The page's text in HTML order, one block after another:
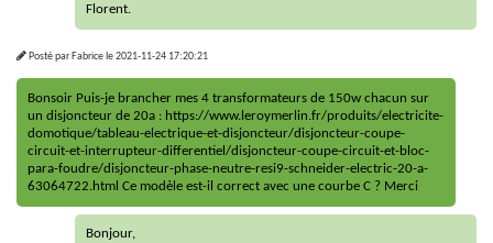
Florent.
Posté parFabricele2021-11-24 17:20:21
Bonsoir Puis-je brancher mes 4 transformateurs de 150w chacun sur
un disjoncteur de 20a : https://www.leroymerlin.fr/produits/electricite-
domotique/tableau-electrique-et-disjoncteur/disjoncteur-coupe-
circuit-et-interrupteur-differentiel/disjoncteur-coupe-circuit-et-bloc-
para-foudre/disjoncteur-phase-neutre-resi9-schneider-electric-20-a-
63064722.html Ce modèle est-il correct avec une courbe C ? Merci
Bonjour,